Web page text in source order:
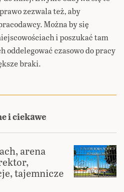
zezwala też, aby
Można by się
i poszukać tam
oddelegować czasowo do pracy
braki.
i ciekawe
arena
tajemnicze